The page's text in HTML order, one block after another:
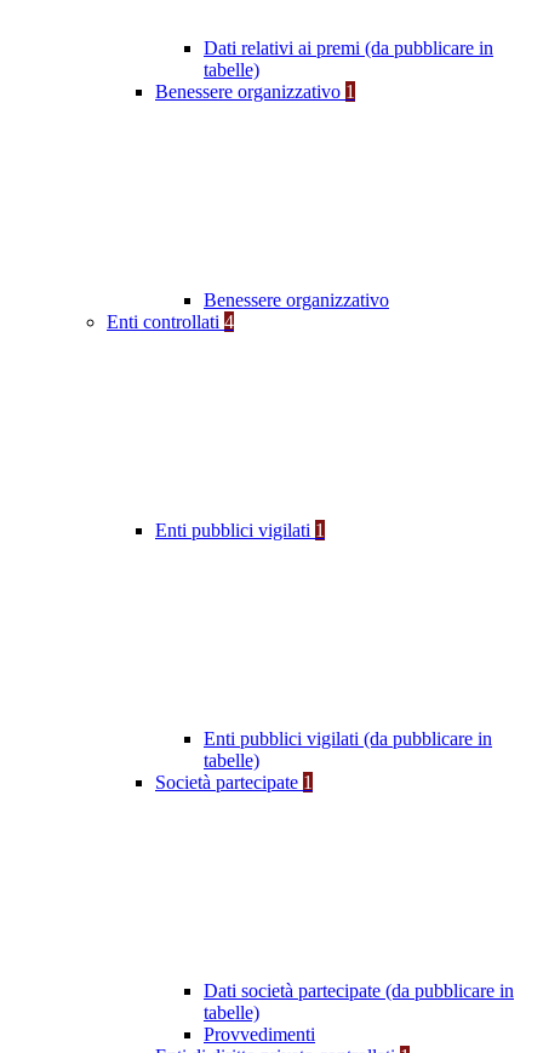
Dati relativi ai premi (da pubblicare in
tabelle)
Benessere organizzativo 1
Benessere organizzativo
Enti controllati 4
Enti pubblici vigilati 1
Enti pubblici vigilati (da pubblicare in
tabelle)
Società partecipate 1
Dati società partecipate (da pubblicare in
tabelle)
Provvedimenti